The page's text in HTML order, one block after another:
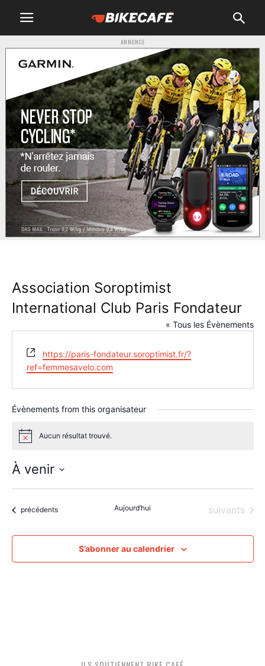
ANNONCE
Association Soroptimist
International Club Paris Fondateur
« Tous les Évènements
Site
web
https://paris-fondateur.soroptimist.fr/?
ref=femmesavelo.com
Évènements from this organisateur
NoticeAucun résultat trouvé.
À venir
date.Évènements
précédents Aujourd’hui Évènements
suivants
S’abonner au calendrier